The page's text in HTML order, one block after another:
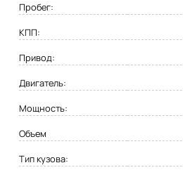
Пробег:
КПП:
Привод:
Двигатель:
Мощность:
Объем
Тип кузова: